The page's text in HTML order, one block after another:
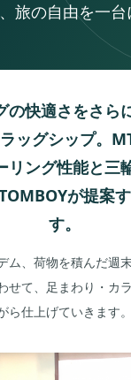
旅の自由を一台
の快適さをさら
ッグシップ。
リング性能と三
が提案
す。
ム、荷物を積んだ週
せて、足まわり・カ
ら仕上げていきます。